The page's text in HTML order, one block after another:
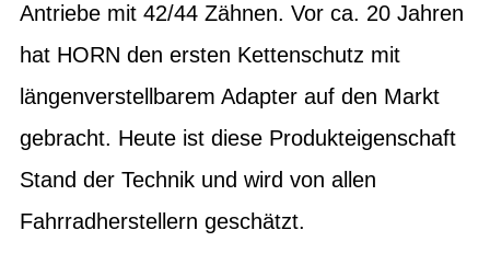
Antriebe mit 42/44 Zähnen. Vor ca. 20 Jahren
hat HORN den ersten Kettenschutz mit
längenverstellbarem Adapter auf den Markt
gebracht. Heute ist diese Produkteigenschaft
Stand der Technik und wird von allen
Fahrradherstellern geschätzt.